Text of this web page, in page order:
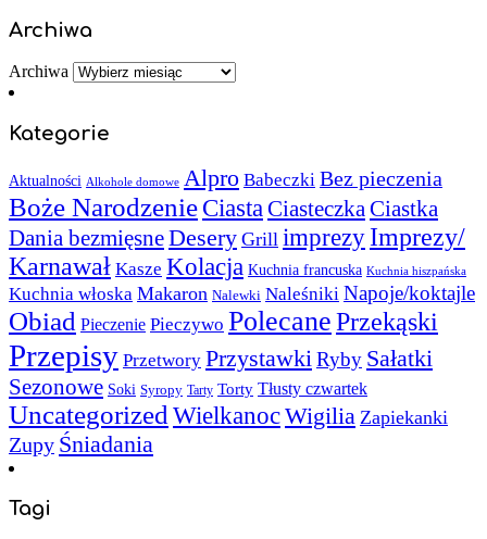
Archiwa
Archiwa
Kategorie
Aktualności Alkohole domowe Alpro Babeczki Bez pieczenia
Boże NarodzenieCiasta Ciasteczka Ciastka
Dania bezmięsneDesery Grill imprezy Imprezy/
Karnawał Kasze Kolacja Kuchnia francuska Kuchnia hiszpańska
Kuchnia włoska Makaron Nalewki Naleśniki Napoje/koktajle
Obiad Pieczenie Pieczywo PolecanePrzekąski
Przepisy Przetwory Przystawki Ryby Sałatki
Sezonowe Soki Syropy Tarty Torty Tłusty czwartek
Uncategorized WielkanocWigilia Zapiekanki
Zupy Śniadania
Tagi